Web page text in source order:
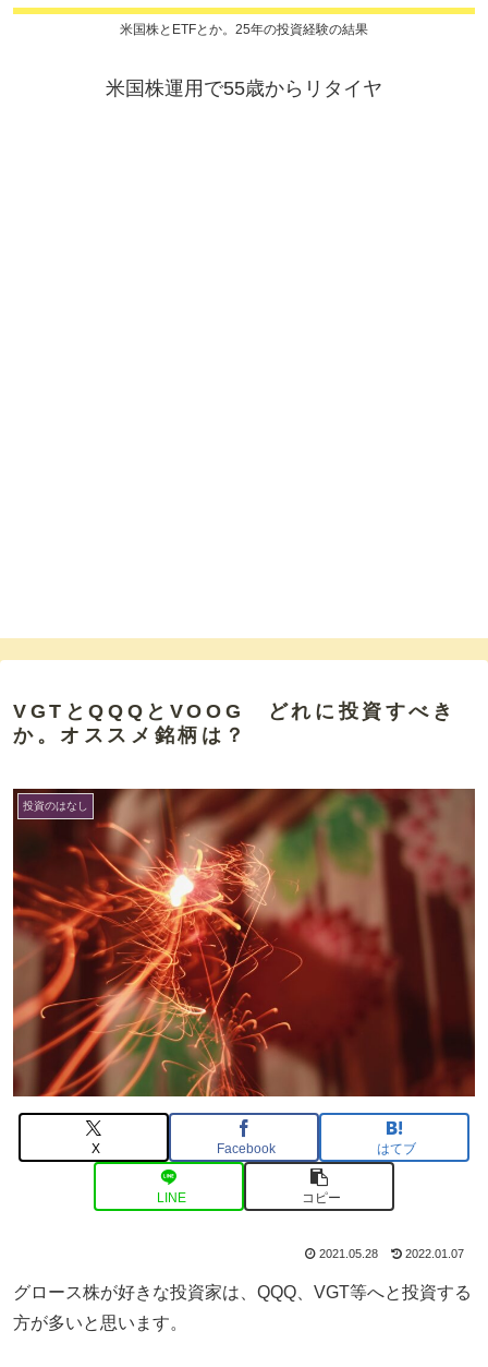
米国株とETFとか。25年の投資経験の結果
米国株運用で55歳からリタイヤ
VGTとQQQとVOOG どれに投資すべき
か。オススメ銘柄は？
投資のはなし
X Facebook はてブ
LINE コピー
2021.05.28 2022.01.07
グロース株が好きな投資家は、QQQ、VGT等へと投資する
方が多いと思います。